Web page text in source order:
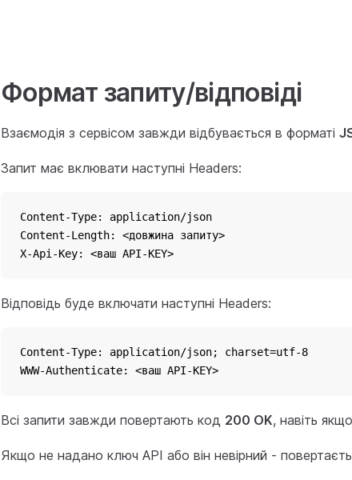
Формат запиту/відповіді
Взаємодія з сервісом завжди відбувається в форматі
Запит має вклювати наступні Headers:
Content-Type: application/json
Content-Length: <довжина запиту>
X-Api-Key: <ваш API-KEY>
Відповідь буде включати наступні Headers:
Content-Type: application/json; charset=utf-8
WWW-Authenticate: <ваш API-KEY>
Всі запити завжди повертають код 200 OK, навіть
Якщо не надано ключ API або він невірний -